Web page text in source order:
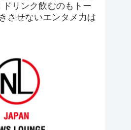
リンク飲むのもトー
させないエンタメ力は